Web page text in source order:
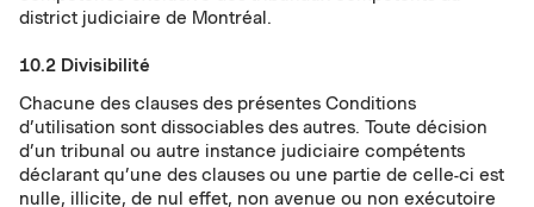
district judiciaire de Montréal.
10.2 Divisibilité
Chacune des clauses des présentes Conditions
d’utilisation sont dissociables des autres. Toute décision
d’un tribunal ou autre instance judiciaire compétents
déclarant qu’une des clauses ou une partie de celle-ci est
nulle, illicite, de nul effet, non avenue ou non exécutoire